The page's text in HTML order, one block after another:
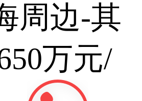
周边-其
万元/